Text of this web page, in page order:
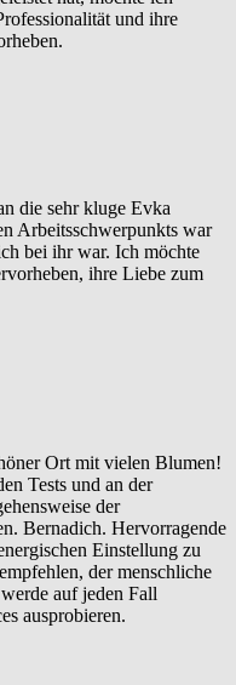
und ihre
die sehr kluge Evka
Arbeitsschwerpunkts war
bei ihr war. Ich möchte
ihre Liebe zum
Ort mit vielen Blumen!
Tests und an der
der
Bernadich. Hervorragende
Einstellung zu
der menschliche
auf jeden Fall
ausprobieren.